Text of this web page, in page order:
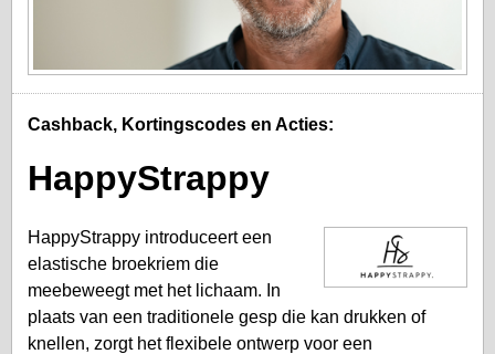
Cashback, Kortingscodes en Acties:
HappyStrappy
HappyStrappy introduceert een
elastische broekriem die
meebeweegt met het lichaam. In
plaats van een traditionele gesp die kan drukken of
knellen, zorgt het flexibele ontwerp voor een